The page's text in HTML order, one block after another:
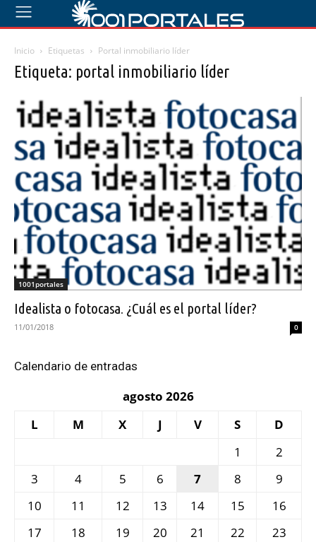
Inicio Etiquetas Portal inmobiliario líder
Etiqueta: portal inmobiliario líder
1001portales
Idealista o fotocasa. ¿Cuál es el portal líder?
11/01/2018 0
Calendario de entradas
agosto 2026
L
M X J V S
D
1
2
3
4 5 6 7 8
9
10
11 12 13 14 15
16
17
18 19 20 21 22
23